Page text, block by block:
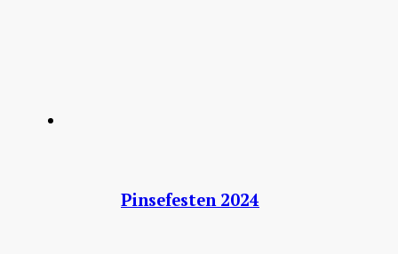
Pinsefesten 2024